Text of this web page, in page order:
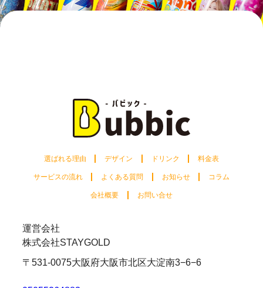
選ばれる理由 デザイン ドリンク 料金表
サービスの流れ よくある質問 お知らせ コラム
会社概要 お問い合せ
運営会社
株式会社STAYGOLD
〒531-0075大阪府大阪市北区大淀南3−6−6